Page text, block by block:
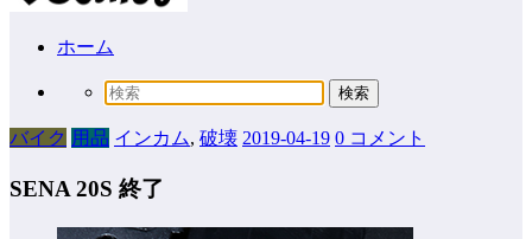
ホーム
バイク 用品 インカム, 破壊 2019-04-19 0 コメント
SENA 20S 終了